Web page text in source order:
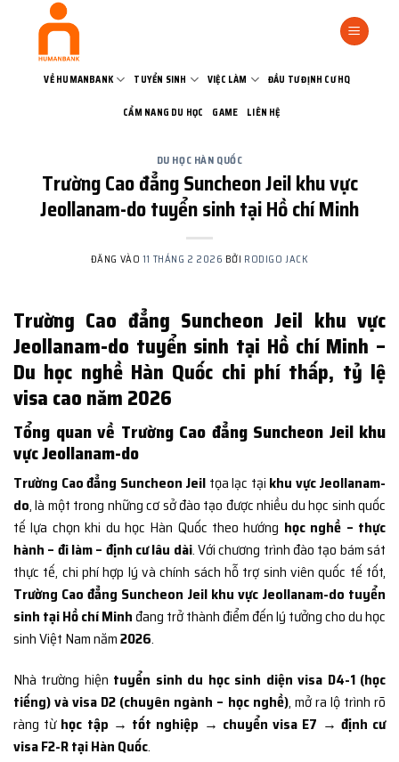
VỀ HUMANBANK TUYỂN SINH VIỆC LÀM ĐẦU TƯ ĐỊNH CƯ HQ
CẨM NANG DU HỌC GAME LIÊN HỆ
DU HỌC HÀN QUỐC
Trường Cao đẳng Suncheon Jeil khu vực
Jeollanam-do tuyển sinh tại Hồ chí Minh
ĐĂNG VÀO 11 THÁNG 2 2026 BỞI RODIGO JACK
Trường Cao đẳng Suncheon Jeil khu vực
Jeollanam-do tuyển sinh tại Hồ chí Minh –
Du học nghề Hàn Quốc chi phí thấp, tỷ lệ
visa cao năm 2026
Tổng quan về Trường Cao đẳng Suncheon Jeil khu
vực Jeollanam-do
Trường Cao đẳng Suncheon Jeil tọa lạc tại khu vực Jeollanam-
do, là một trong những cơ sở đào tạo được nhiều du học sinh quốc
tế lựa chọn khi du học Hàn Quốc theo hướng học nghề – thực
hành – đi làm – định cư lâu dài. Với chương trình đào tạo bám sát
thực tế, chi phí hợp lý và chính sách hỗ trợ sinh viên quốc tế tốt,
Trường Cao đẳng Suncheon Jeil khu vực Jeollanam-do tuyển
sinh tại Hồ chí Minhđang trở thành điểm đến lý tưởng cho du học
sinh Việt Nam năm2026.
Nhà trường hiện tuyển sinh du học sinh diện visa D4-1 (học
tiếng) và visa D2 (chuyên ngành – học nghề), mở ra lộ trình rõ
ràng từ học tập → tốt nghiệp → chuyển visa E7 → định cư
visa F2-R tại Hàn Quốc.